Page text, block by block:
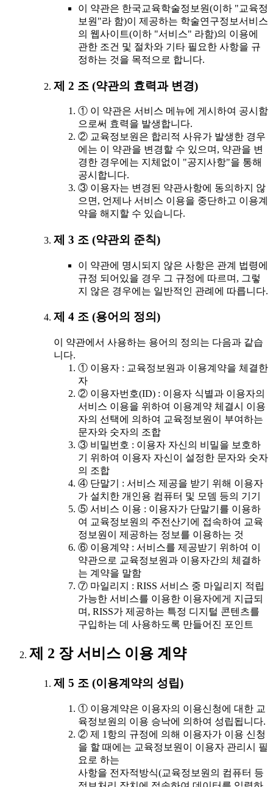
이 약관은 한국교육학술정보원(이하 "교육정
보원"라 함)이 제공하는 학술연구정보서비스
의 웹사이트(이하 "서비스" 라함)의 이용에
관한 조건 및 절차와 기타 필요한 사항을 규
정하는 것을 목적으로 합니다.
제 2 조 (약관의 효력과 변경)
① 이 약관은 서비스 메뉴에 게시하여 공시함
으로써 효력을 발생합니다.
② 교육정보원은 합리적 사유가 발생한 경우
에는 이 약관을 변경할 수 있으며, 약관을 변
경한 경우에는 지체없이 "공지사항"을 통해
공시합니다.
③ 이용자는 변경된 약관사항에 동의하지 않
으면, 언제나 서비스 이용을 중단하고 이용계
약을 해지할 수 있습니다.
제 3 조 (약관외 준칙)
이 약관에 명시되지 않은 사항은 관계 법령에
규정 되어있을 경우 그 규정에 따르며, 그렇
지 않은 경우에는 일반적인 관례에 따릅니다.
제 4 조 (용어의 정의)
이 약관에서 사용하는 용어의 정의는 다음과 같습
니다.
① 이용자 : 교육정보원과 이용계약을 체결한
자
② 이용자번호(ID) : 이용자 식별과 이용자의
서비스 이용을 위하여 이용계약 체결시 이용
자의 선택에 의하여 교육정보원이 부여하는
문자와 숫자의 조합
③ 비밀번호 : 이용자 자신의 비밀을 보호하
기 위하여 이용자 자신이 설정한 문자와 숫자
의 조합
④ 단말기 : 서비스 제공을 받기 위해 이용자
가 설치한 개인용 컴퓨터 및 모뎀 등의 기기
⑤ 서비스 이용 : 이용자가 단말기를 이용하
여 교육정보원의 주전산기에 접속하여 교육
정보원이 제공하는 정보를 이용하는 것
⑥ 이용계약 : 서비스를 제공받기 위하여 이
약관으로 교육정보원과 이용자간의 체결하
는 계약을 말함
⑦ 마일리지 : RISS 서비스 중 마일리지 적립
가능한 서비스를 이용한 이용자에게 지급되
며, RISS가 제공하는 특정 디지털 콘텐츠를
구입하는 데 사용하도록 만들어진 포인트
제 2 장 서비스 이용 계약
제 5 조 (이용계약의 성립)
① 이용계약은 이용자의 이용신청에 대한 교
육정보원의 이용 승낙에 의하여 성립됩니다.
② 제 1항의 규정에 의해 이용자가 이용 신청
을 할 때에는 교육정보원이 이용자 관리시 필
요로 하는
사항을 전자적방식(교육정보원의 컴퓨터 등